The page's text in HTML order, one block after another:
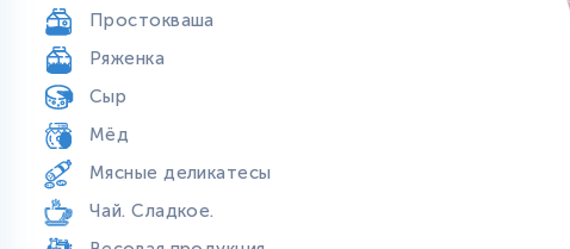
Простокваша
Ряженка
Сыр
Мёд
Мясные деликатесы
Чай. Сладкое.